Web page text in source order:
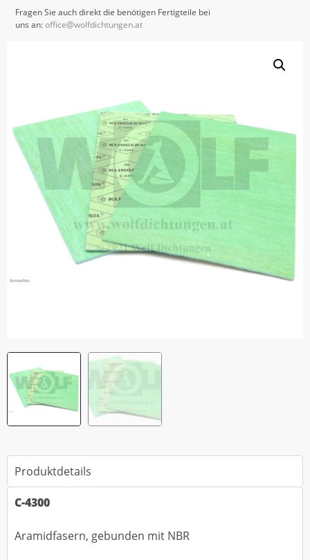
Fragen Sie auch direkt die benötigen Fertigteile bei
uns an:office@wolfdichtungen.at
Produktdetails
C-4300
Aramidfasern, gebunden mit NBR